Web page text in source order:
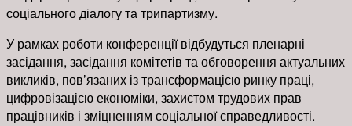
соціального діалогу та трипартизму.
У рамках роботи конференції відбудуться пленарні
засідання, засідання комітетів та обговорення актуальних
викликів, пов’язаних із трансформацією ринку праці,
цифровізацією економіки, захистом трудових прав
працівників і зміцненням соціальної справедливості.